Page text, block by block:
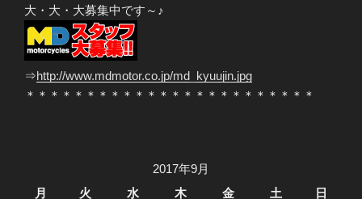
大・大・大募集中です～♪
⇒http://www.mdmotor.co.jp/md_kyuujin.jpg
＊＊＊＊＊＊＊＊＊＊＊＊＊＊＊＊＊＊＊＊＊＊＊＊
2017年9月
月
火 水 木 金 土 日